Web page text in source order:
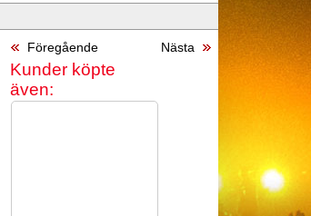
Föregående Nästa
Kunder köpte
även: